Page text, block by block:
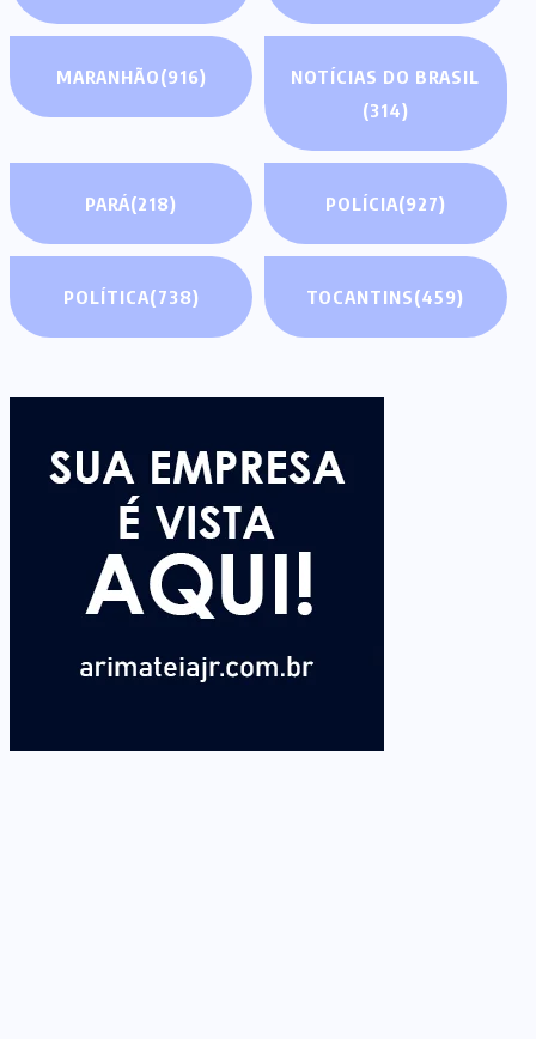
MARANHÃO(916)
NOTÍCIAS DO BRASIL
(314)
PARÁ(218) POLÍCIA(927)
POLÍTICA(738) TOCANTINS(459)